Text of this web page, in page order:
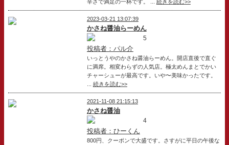
辛さで満足の一杯です。 ... 続きを読む>>
2023-03-21 13:07:39
かさね醤油らーめん
5
投稿者：パル介
いっとうやのかさね醤油らーめん。開店直後で直ぐ
に満席。相変わらずの人気店。極太めんまとでかい
チャーシューが最高です。いや〜美味かったです。
続きを読む>>
2021-11-08 21:15:13
かさね醤油
4
投稿者：ひーくん
800円、クーポンで大盛です。さすがに平日の午後な